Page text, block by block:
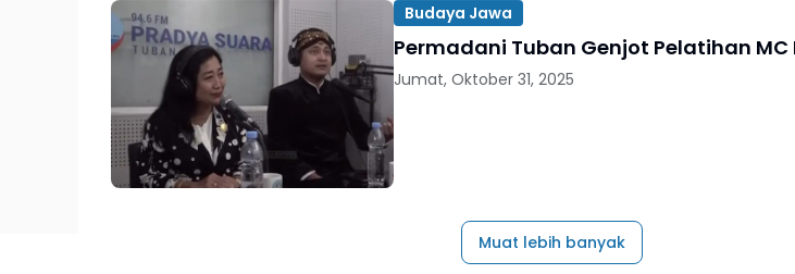
Budaya Jawa
Permadani Tuban Genjot Pelatihan
Jumat, Oktober 31, 2025
Muat lebih banyak